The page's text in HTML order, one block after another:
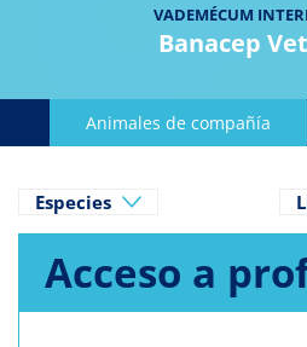
navegación
VADEMÉCUM
Banacep
Animales de compañía
Especies
Acceso a